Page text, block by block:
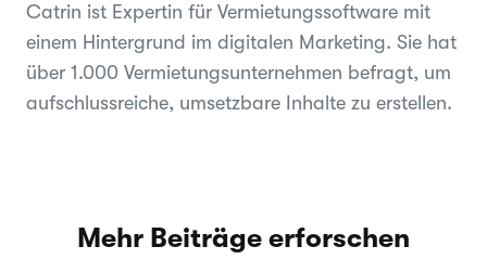
Catrin ist Expertin für Vermietungssoftware mit
einem Hintergrund im digitalen Marketing. Sie hat
über 1.000 Vermietungsunternehmen befragt, um
aufschlussreiche, umsetzbare Inhalte zu erstellen.
Mehr Beiträge erforschen